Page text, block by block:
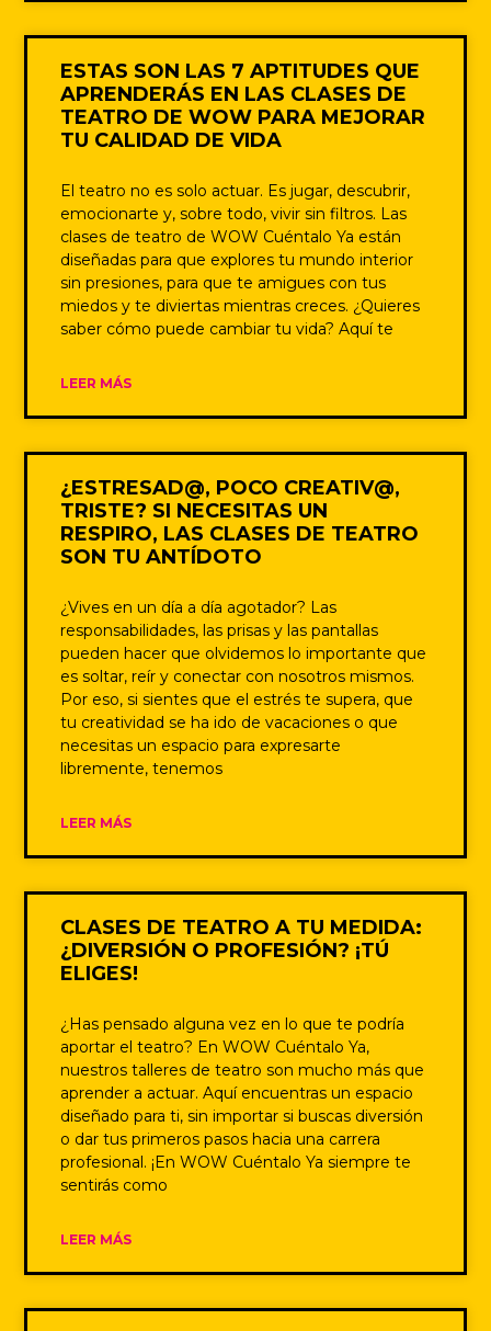
ESTAS SON LAS 7 APTITUDES QUE
APRENDERÁS EN LAS CLASES DE
TEATRO DE WOW PARA MEJORAR
TU CALIDAD DE VIDA
El teatro no es solo actuar. Es jugar, descubrir,
emocionarte y, sobre todo, vivir sin filtros. Las
clases de teatro de WOW Cuéntalo Ya están
diseñadas para que explores tu mundo interior
sin presiones, para que te amigues con tus
miedos y te diviertas mientras creces. ¿Quieres
saber cómo puede cambiar tu vida? Aquí te
LEER MÁS
¿ESTRESAD@, POCO CREATIV@,
TRISTE? SI NECESITAS UN
RESPIRO, LAS CLASES DE TEATRO
SON TU ANTÍDOTO
¿Vives en un día a día agotador? Las
responsabilidades, las prisas y las pantallas
pueden hacer que olvidemos lo importante que
es soltar, reír y conectar con nosotros mismos.
Por eso, si sientes que el estrés te supera, que
tu creatividad se ha ido de vacaciones o que
necesitas un espacio para expresarte
libremente, tenemos
LEER MÁS
CLASES DE TEATRO A TU MEDIDA:
¿DIVERSIÓN O PROFESIÓN? ¡TÚ
ELIGES!
¿Has pensado alguna vez en lo que te podría
aportar el teatro? En WOW Cuéntalo Ya,
nuestros talleres de teatro son mucho más que
aprender a actuar. Aquí encuentras un espacio
diseñado para ti, sin importar si buscas diversión
o dar tus primeros pasos hacia una carrera
profesional. ¡En WOW Cuéntalo Ya siempre te
sentirás como
LEER MÁS